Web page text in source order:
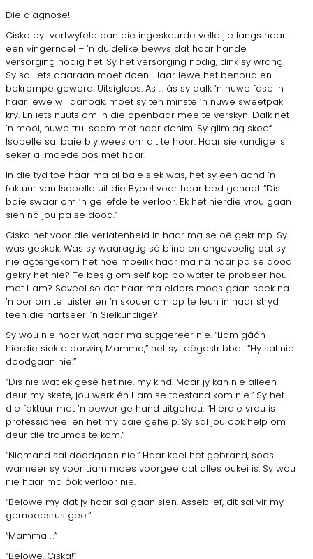
Die diagnose!
Ciska byt vertwyfeld aan die ingeskeurde velletjie langs haar
een vingernael – ’n duidelike bewys dat haar hande
versorging nodig het. Sý het versorging nodig, dink sy wrang.
Sy sal iets daaraan moet doen. Haar lewe het benoud en
bekrompe geword. Uitsigloos. As … ás sy dalk ’n nuwe fase in
haar lewe wil aanpak, moet sy ten minste ’n nuwe sweetpak
kry. En iets nuuts om in die openbaar mee te verskyn. Dalk net
’n mooi, nuwe trui saam met haar denim. Sy glimlag skeef.
Isobelle sal baie bly wees om dit te hoor. Haar sielkundige is
seker al moedeloos met haar.
In die tyd toe haar ma al baie siek was, het sy een aand ’n
faktuur van Isobelle uit die Bybel voor haar bed gehaal. “Dis
baie swaar om ’n geliefde te verloor. Ek het hierdie vrou gaan
sien ná jou pa se dood.”
Ciska het voor die verlatenheid in haar ma se oë gekrimp. Sy
was geskok. Was sy waaragtig só blind en ongevoelig dat sy
nie agtergekom het hoe moeilik haar ma ná haar pa se dood
gekry het nie? Te besig om self kop bo water te probeer hou
met Liam? Soveel so dat haar ma elders moes gaan soek na
’n oor om te luister en ’n skouer om op te leun in haar stryd
teen die hartseer. ’n Sielkundige?
Sy wou nie hoor wat haar ma suggereer nie. “Liam gáán
hierdie siekte oorwin, Mamma,” het sy teëgestribbel. “Hy sal nie
doodgaan nie.”
“Dis nie wat ek gesê het nie, my kind. Maar jy kan nie alleen
deur my skete, jou werk én Liam se toestand kom nie.” Sy het
die faktuur met ’n bewerige hand uitgehou. “Hierdie vrou is
professioneel en het my baie gehelp. Sy sal jou ook help om
deur die traumas te kom.”
“Niemand sal doodgaan nie.” Haar keel het gebrand, soos
wanneer sy voor Liam moes voorgee dat alles oukei is. Sy wou
nie haar ma óók verloor nie.
“Belowe my dat jy haar sal gaan sien. Asseblief, dit sal vir my
gemoedsrus gee.”
“Mamma …”
“Belowe, Ciska!”